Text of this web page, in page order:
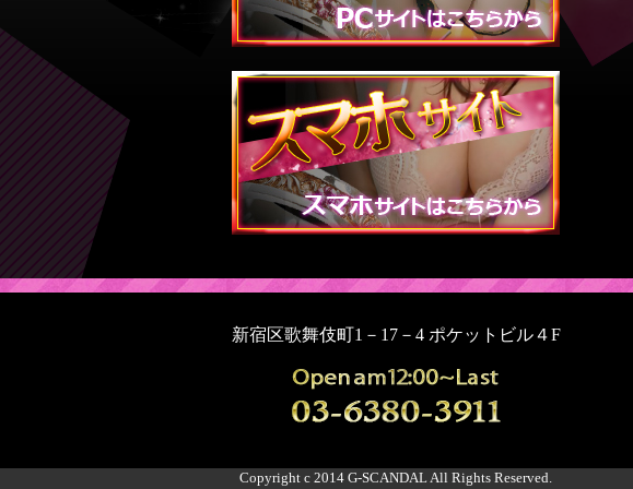
新宿区歌舞伎町1－17－4 ポケットビル４F
Copyright c 2014 G-SCANDAL All Rights Reserved.